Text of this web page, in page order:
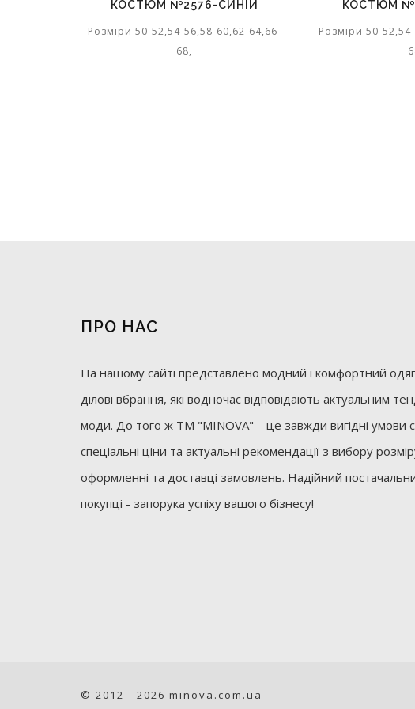
КОСТЮМ №2576-СИНІЙ
Розміри 50-52,54-56,58-60,62-64,66-
68,
КОСТЮМ
Розміри 50-
ПРО НАС
На нашому сайті представлено модний і комфортний
ділові вбрання, які водночас відповідають актуальним
моди. До того ж ТМ "MINOVA" – це завжди вигідні умови
спеціальні ціни та актуальні рекомендації з вибору
оформленні та доставці замовлень. Надійний
покупці - запорука успіху вашого бізнесу!
© 2012 - 2026 minova.com.ua